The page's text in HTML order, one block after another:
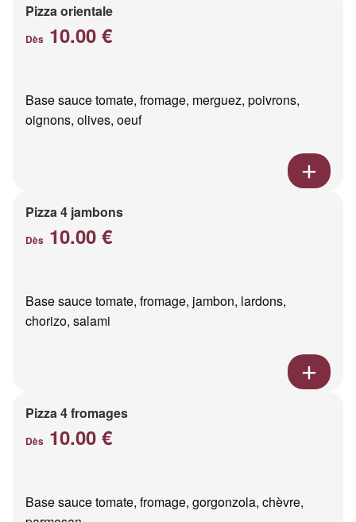
Pizza orientale
Dès 10.00 €
Base sauce tomate, fromage, merguez, poivrons,
oignons, olives, oeuf
Pizza 4 jambons
Dès 10.00 €
Base sauce tomate, fromage, jambon, lardons,
chorizo, salami
Pizza 4 fromages
Dès 10.00 €
Base sauce tomate, fromage, gorgonzola, chèvre,